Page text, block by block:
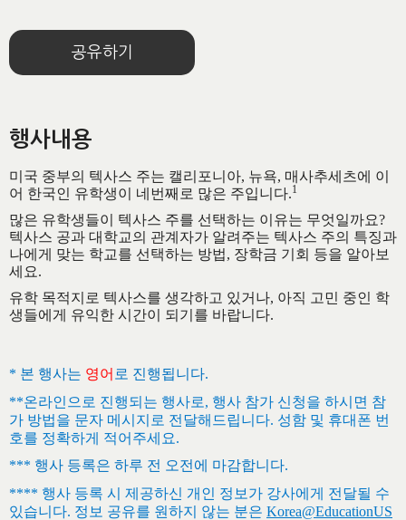
공유하기
행사내용
미국 중부의 텍사스 주는 캘리포니아, 뉴욕, 매사추세츠에 이
어 한국인 유학생이 네번째로 많은 주입니다.​1
​많은 유학생들이 텍사스 주를 선택하는 이유는 무엇일까요?
텍사스 공과 대학교의 관계자가 알려주는 텍사스 주의 특징과
나에게 맞는 학교를 선택하는 방법, 장학금 기회 등을 알아보
세요.
유학 목적지로 텍사스를 생각하고 있거나, 아직 고민 중인 학
생들에게 유익한 시간이 되기를 바랍니다.
* 본 행사는 영어 로 진행됩니다.
**온라인으로 진행되는 행사로, 행사 참가 신청을 하시면 참
가 방법을 문자 메시지로 전달해드립니다. 성함 및 휴대폰 번
호를 정확하게 적어주세요.
*** 행사 등록은 하루 전 오전에 마감합니다.
**** 행사 등록 시 제공하신 개인 정보가 강사에게 전달될 수
있습니다. 정보 공유를 원하지 않는 분은 Korea@EducationUS